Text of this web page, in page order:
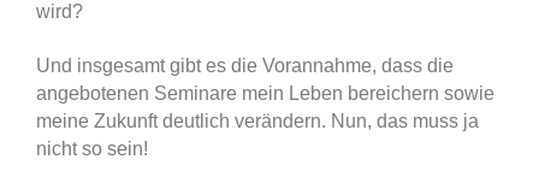
wird?
Und insgesamt gibt es die Vorannahme, dass die
angebotenen Seminare mein Leben bereichern sowie
meine Zukunft deutlich verändern. Nun, das muss ja
nicht so sein!